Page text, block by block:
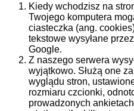
Kiedy wchodzisz na
Twojego komputera
ciasteczka (ang.
tekstowe wysyłane
Google.
Z naszego serwera
wyjątkowo. Służą one
wyglądu stron,
rozmiaru czcionki,
prowadzonych